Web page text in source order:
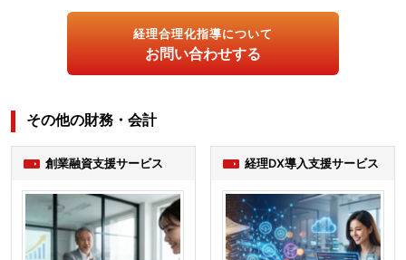
経理合理化指導について
お問い合わせする
その他の財務・会計
創業融資支援サービス 経理DX導入支援サービス